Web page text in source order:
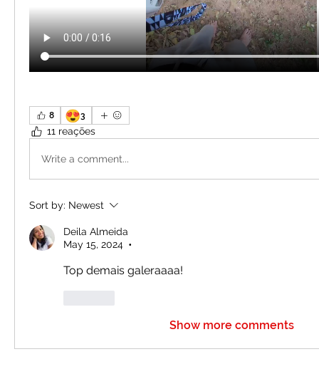
8 😍3
11 reações
Write a comment...
Sort by: Newest
Deila Almeida
May 15, 2024
•
Top demais galeraaaa!
Show more comments